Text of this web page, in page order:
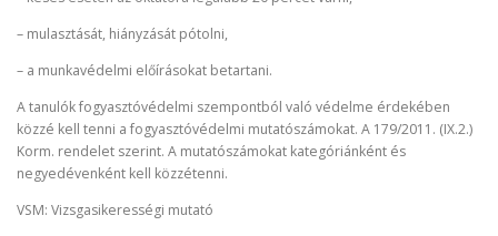
– mulasztását, hiányzását pótolni,
– a munkavédelmi előírásokat betartani.
A tanulók fogyasztóvédelmi szempontból való védelme érdekében
közzé kell tenni a fogyasztóvédelmi mutatószámokat. A 179/2011. (IX.2.)
Korm. rendelet szerint. A mutatószámokat kategóriánként és
negyedévenként kell közzétenni.
VSM: Vizsgasikerességi mutató